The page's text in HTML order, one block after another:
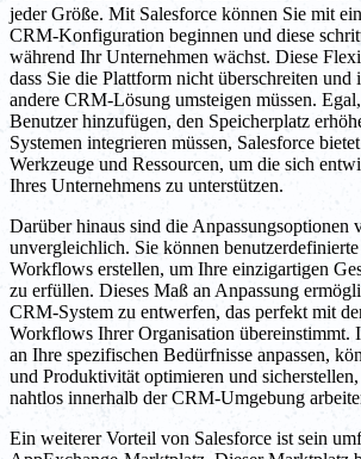
jeder Größe. Mit Salesforce können Sie mit
CRM-Konfiguration beginnen und diese
während Ihr Unternehmen wächst. Diese
dass Sie die Plattform nicht überschreiten
andere CRM-Lösung umsteigen müssen.
Benutzer hinzufügen, den Speicherplatz
Systemen integrieren müssen, Salesforce
Werkzeuge und Ressourcen, um die sich
Ihres Unternehmens zu unterstützen.
Darüber hinaus sind die Anpassungsoptionen
unvergleichlich. Sie können
Workflows erstellen, um Ihre einzigartigen
zu erfüllen. Dieses Maß an Anpassung
CRM-System zu entwerfen, das perfekt mit
Workflows Ihrer Organisation übereinstimmt.
an Ihre spezifischen Bedürfnisse anpassen,
und Produktivität optimieren und
nahtlos innerhalb der CRM-Umgebung
Ein weiterer Vorteil von Salesforce ist sein